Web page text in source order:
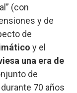
(con
y de
de
y el
una era de
de
70 años